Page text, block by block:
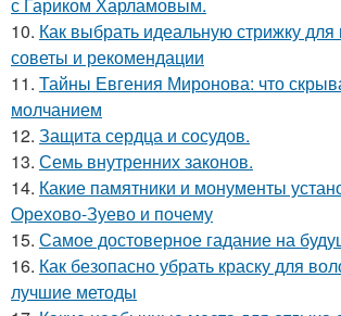
10. Как выбрать идеальную стрижку для
советы и рекомендации
11. Тайны Евгения Миронова: что
молчанием
12. Защита сердца и сосудов.
13. Семь внутренних законов.
14. Какие памятники и монументы
Орехово-Зуево и почему
15. Самое достоверное гадание на
16. Как безопасно убрать краску для
лучшие методы